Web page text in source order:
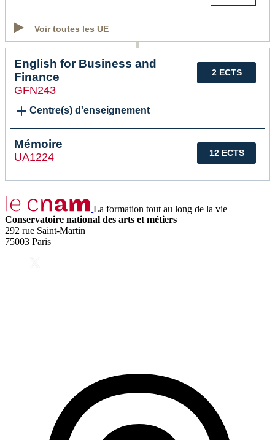
Voir toutes les UE
2 ECTS
English for Business and
Finance
GFN243
Centre(s) d'enseignement
12 ECTS
Mémoire
UA1224
La formation tout au long de la vie
Conservatoire national des arts et métiers
292 rue Saint-Martin
75003 Paris